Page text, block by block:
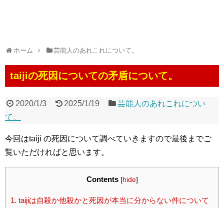
ホーム 芸能人のあれこれについて。
taijiの死因についての矛盾について。
2020/1/3 2025/1/19
芸能人のあれこれについ
て。
今回はtaiji の死因について調べていきますので最後までご
覧いただければと思います。
Contents [hide]
1. taijiは自殺か他殺かと死因が本当に分からない件について